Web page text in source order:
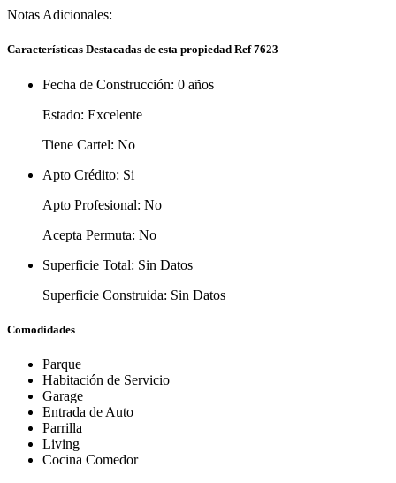
Notas Adicionales:
Características Destacadas de esta propiedad Ref 7623
Fecha de Construcción: 0 años
Estado: Excelente
Tiene Cartel: No
Apto Crédito: Si
Apto Profesional: No
Acepta Permuta: No
Superficie Total: Sin Datos
Superficie Construida: Sin Datos
Comodidades
Parque
Habitación de Servicio
Garage
Entrada de Auto
Parrilla
Living
Cocina Comedor